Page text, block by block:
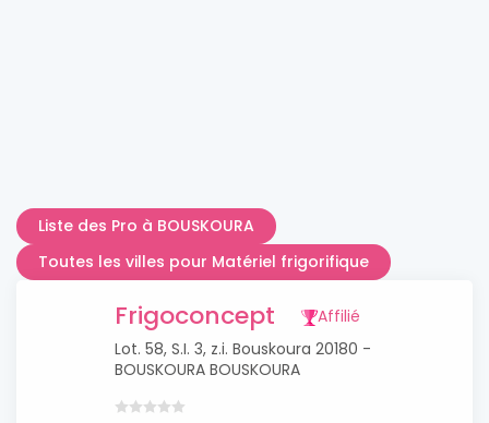
Liste des Pro à BOUSKOURA
Toutes les villes pour Matériel frigorifique
Frigoconcept
Affilié
Lot. 58, S.I. 3, z.i. Bouskoura 20180 -
BOUSKOURA BOUSKOURA